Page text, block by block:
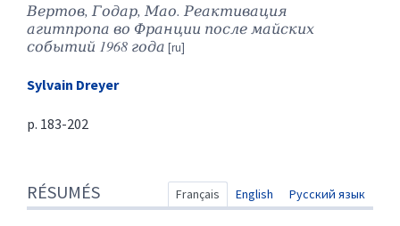
Вертов, Годар, Мао. Реактивация
агитпропа во Франции после майских
событий 1968 года
Sylvain Dreyer
p. 183-202
Index
Texte
RÉSUMÉS Français English Русский язык